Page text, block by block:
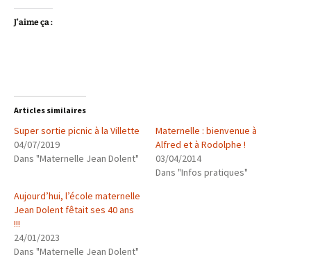
J’aime ça :
Articles similaires
Super sortie picnic à la Villette
04/07/2019
Dans "Maternelle Jean Dolent"
Maternelle : bienvenue à
Alfred et à Rodolphe !
03/04/2014
Dans "Infos pratiques"
Aujourd’hui, l’école maternelle
Jean Dolent fêtait ses 40 ans
!!!
24/01/2023
Dans "Maternelle Jean Dolent"